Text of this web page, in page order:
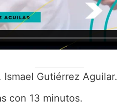
Gutiérrez Aguilar.
con 13 minutos.